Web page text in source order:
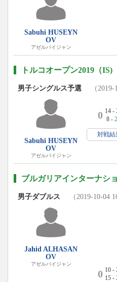
Sabuhi HUSEYN
OV
アゼルバイジャン
トルコオープン2019（IS)
男子シングルス予選 （2019-
Sabuhi HUSEYN
OV
アゼルバイジャン
0 14 -
8 -
対戦結
ブルガリアインターナシ
男子ダブルス （2019-10-04
Jahid ALHASAN
OV
アゼルバイジャン
0 10 -
15 -